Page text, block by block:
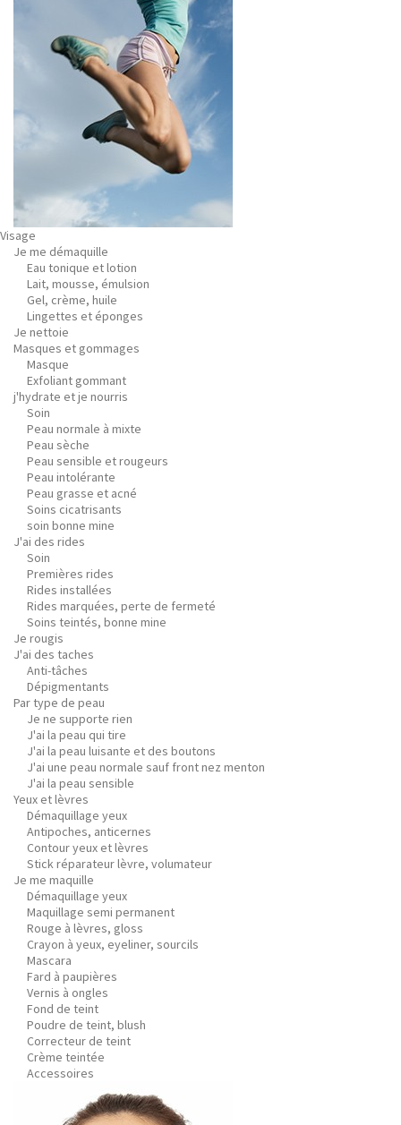
Visage
Je me démaquille
Eau tonique et lotion
Lait, mousse, émulsion
Gel, crème, huile
Lingettes et éponges
Je nettoie
Masques et gommages
Masque
Exfoliant gommant
j'hydrate et je nourris
Soin
Peau normale à mixte
Peau sèche
Peau sensible et rougeurs
Peau intolérante
Peau grasse et acné
Soins cicatrisants
soin bonne mine
J'ai des rides
Soin
Premières rides
Rides installées
Rides marquées, perte de fermeté
Soins teintés, bonne mine
Je rougis
J'ai des taches
Anti-tâches
Dépigmentants
Par type de peau
Je ne supporte rien
J'ai la peau qui tire
J'ai la peau luisante et des boutons
J'ai une peau normale sauf front nez menton
J'ai la peau sensible
Yeux et lèvres
Démaquillage yeux
Antipoches, anticernes
Contour yeux et lèvres
Stick réparateur lèvre, volumateur
Je me maquille
Démaquillage yeux
Maquillage semi permanent
Rouge à lèvres, gloss
Crayon à yeux, eyeliner, sourcils
Mascara
Fard à paupières
Vernis à ongles
Fond de teint
Poudre de teint, blush
Correcteur de teint
Crème teintée
Accessoires